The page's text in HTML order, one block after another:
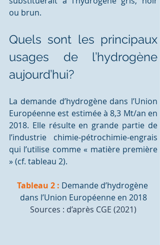
ou brun.
Quels sont les principaux
usages de l’hydrogène
aujourd’hui?
La demande d’hydrogène dans l’Union
Européenne est estimée à 8,3 Mt/an en
2018. Elle résulte en grande partie de
l’industrie chimie-pétrochimie-engrais
qui l’utilise comme « matière première
» (cf. tableau 2).
Tableau 2 : Demande d’hydrogène
dans l’Union Européenne en 2018
Sources : d’après CGE (2021)